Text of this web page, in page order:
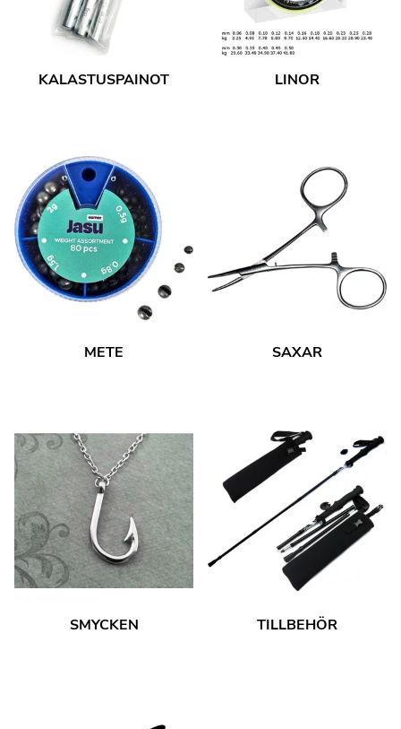
KALASTUSPAINOT LINOR
METE SAXAR
SMYCKEN TILLBEHÖR